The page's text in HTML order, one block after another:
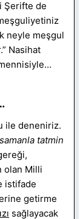
Şerifte de
neyle meşgul
Nasihat
ile deneniriz.
tatmin
olan Milli
istifade
getirme
sağlayacak